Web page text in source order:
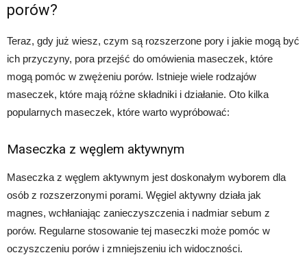
porów?
Teraz, gdy już wiesz, czym są rozszerzone pory i jakie mogą być
ich przyczyny, pora przejść do omówienia maseczek, które
mogą pomóc w zwężeniu porów. Istnieje wiele rodzajów
maseczek, które mają różne składniki i działanie. Oto kilka
popularnych maseczek, które warto wypróbować:
Maseczka z węglem aktywnym
Maseczka z węglem aktywnym jest doskonałym wyborem dla
osób z rozszerzonymi porami. Węgiel aktywny działa jak
magnes, wchłaniając zanieczyszczenia i nadmiar sebum z
porów. Regularne stosowanie tej maseczki może pomóc w
oczyszczeniu porów i zmniejszeniu ich widoczności.